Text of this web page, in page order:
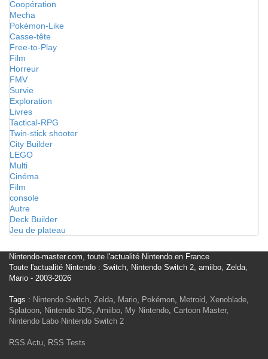
Coopération
Mecha
Pokémon-Like
Casse-tête
Free-to-Play
Film
Horreur
FMV
Survie
Exploration
Livres
Tactical-RPG
Twin-stick shooter
City Builder
LEGO
Multi
Cinéma
Film
console
Autre
Deck Builder
Jeu de plateau
Nintendo-master.com, toute l'actualité Nintendo en France
Toute l'actualité Nintendo : Switch, Nintendo Switch 2, amiibo, Zelda,
Mario - 2003-2026
Tags : Nintendo Switch, Zelda, Mario, Pokémon, Metroid, Xenoblade,
Splatoon, Nintendo 3DS, Amiibo, My Nintendo, Cartoon Master,
Nintendo Labo Nintendo Switch 2
RSS Actu, RSS Tests